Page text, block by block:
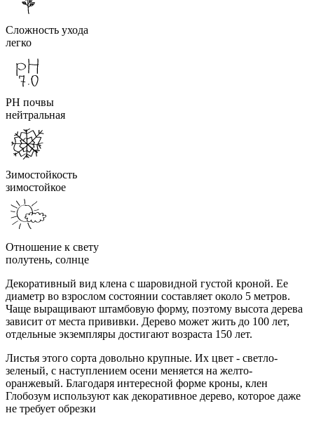
Сложность ухода
легко
PH почвы
нейтральная
Зимостойкость
зимостойкое
Отношение к свету
полутень, солнце
Декоративный вид клена с шаровидной густой кроной. Ее
диаметр во взрослом состоянии составляет около 5 метров.
Чаще выращивают штамбовую форму, поэтому высота дерева
зависит от места прививки. Дерево может жить до 100 лет,
отдельные экземпляры достигают возраста 150 лет.
Листья этого сорта довольно крупные. Их цвет - светло-
зеленый, с наступлением осени меняется на желто-
оранжевый. Благодаря интересной форме кроны, клен
Глобозум используют как декоративное дерево, которое даже
не требует обрезки